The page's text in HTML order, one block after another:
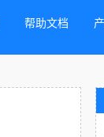
帮助文档